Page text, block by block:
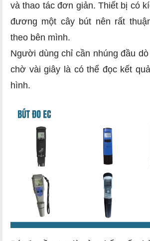
và thao tác đơn giản. Thiết bị có
đương một cây bút nên rất
theo bên mình.
Người dùng chỉ cần nhúng đầu
chờ vài giây là có thể đọc kết
hình.